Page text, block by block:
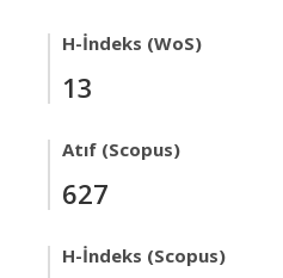
H-İndeks (WoS)
13
Atıf (Scopus)
627
H-İndeks (Scopus)